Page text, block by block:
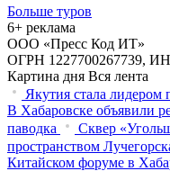
Больше туров
6+ реклама
ООО «Пресс Код ИТ»
ОГРН 1227700267739,
Картина дня Вся лента
Якутия стала лидером
В Хабаровске объявили
паводка
Сквер
пространством
Китайском форуме в